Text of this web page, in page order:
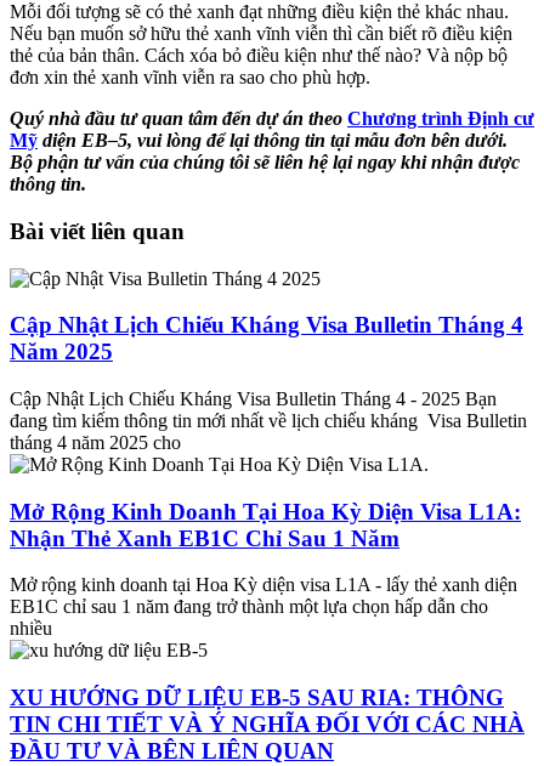
Mỗi đối tượng sẽ có thẻ xanh đạt những điều kiện thẻ khác nhau.
Nếu bạn muốn sở hữu thẻ xanh vĩnh viễn thì cần biết rõ điều kiện
thẻ của bản thân. Cách xóa bỏ điều kiện như thế nào? Và nộp bộ
đơn xin thẻ xanh vĩnh viễn ra sao cho phù hợp.
Quý nhà đầu tư quan tâm đến dự án theo Chương trình Định cư
Mỹ diện EB–5, vui lòng để lại thông tin tại mẫu đơn bên dưới.
Bộ phận tư vấn của chúng tôi sẽ liên hệ lại ngay khi nhận được
thông tin.
Bài viết liên quan
Cập Nhật Lịch Chiếu Kháng Visa Bulletin Tháng 4
Năm 2025
Cập Nhật Lịch Chiếu Kháng Visa Bulletin Tháng 4 - 2025 Bạn
đang tìm kiếm thông tin mới nhất về lịch chiếu kháng Visa Bulletin
tháng 4 năm 2025 cho
Mở Rộng Kinh Doanh Tại Hoa Kỳ Diện Visa L1A:
Nhận Thẻ Xanh EB1C Chỉ Sau 1 Năm
Mở rộng kinh doanh tại Hoa Kỳ diện visa L1A - lấy thẻ xanh diện
EB1C chỉ sau 1 năm đang trở thành một lựa chọn hấp dẫn cho
nhiều
XU HƯỚNG DỮ LIỆU EB-5 SAU RIA: THÔNG
TIN CHI TIẾT VÀ Ý NGHĨA ĐỐI VỚI CÁC NHÀ
ĐẦU TƯ VÀ BÊN LIÊN QUAN